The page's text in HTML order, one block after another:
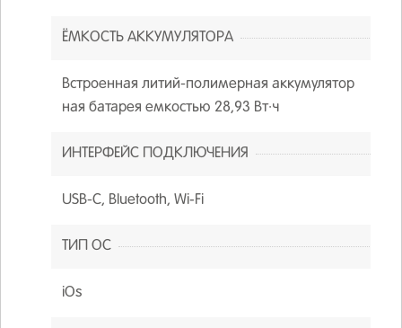
ЁМКОСТЬ АККУМУЛЯТОРА
Встроенная литий-полимерная аккумулятор
ная батарея емкостью 28,93 Вт·ч
ИНТЕРФЕЙС ПОДКЛЮЧЕНИЯ
USB-C, Bluetooth, Wi‑Fi
ТИП ОС
iOs